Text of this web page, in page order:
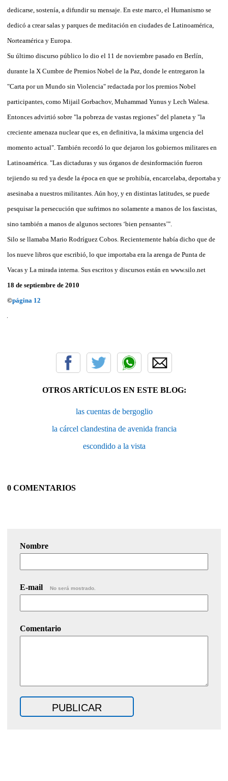
dedicarse, sostenía, a difundir su mensaje. En este marco, el Humanismo se
dedicó a crear salas y parques de meditación en ciudades de Latinoamérica,
Norteamérica y Europa.
Su último discurso público lo dio el 11 de noviembre pasado en Berlín,
durante la X Cumbre de Premios Nobel de la Paz, donde le entregaron la
"Carta por un Mundo sin Violencia" redactada por los premios Nobel
participantes, como Mijail Gorbachov, Muhammad Yunus y Lech Walesa.
Entonces advirtió sobre "la pobreza de vastas regiones" del planeta y "la
creciente amenaza nuclear que es, en definitiva, la máxima urgencia del
momento actual". También recordó lo que dejaron los gobiernos militares en
Latinoamérica. "Las dictaduras y sus órganos de desinformación fueron
tejiendo su red ya desde la época en que se prohibía, encarcelaba, deportaba y
asesinaba a nuestros militantes. Aún hoy, y en distintas latitudes, se puede
pesquisar la persecución que sufrimos no solamente a manos de los fascistas,
sino también a manos de algunos sectores ‘bien pensantes’".
Silo se llamaba Mario Rodríguez Cobos. Recientemente había dicho que de
los nueve libros que escribió, lo que importaba era la arenga de Punta de
Vacas y La mirada interna. Sus escritos y discursos están en www.silo.net
18 de septiembre de 2010
©página 12
OTROS ARTÍCULOS EN ESTE BLOG:
las cuentas de bergoglio
la cárcel clandestina de avenida francia
escondido a la vista
0 COMENTARIOS
Nombre
E-mail No será mostrado.
Comentario